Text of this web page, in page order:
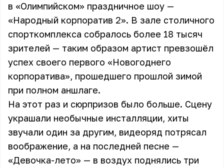
в «Олимпийском» праздничное шоу —
«Народный корпоратив 2». В зале столичного
спорткомплекса собралось более 18 тысяч
зрителей — таким образом артист превзошёл
успех своего первого «Новогоднего
корпоратива», прошедшего прошлой зимой
при полном аншлаге.
На этот раз и сюрпризов было больше. Сцену
украшали необычные инсталляции, хиты
звучали один за другим, видеоряд потрясал
воображение, а на последней песне —
«Девочка-лето» — в воздух поднялись три